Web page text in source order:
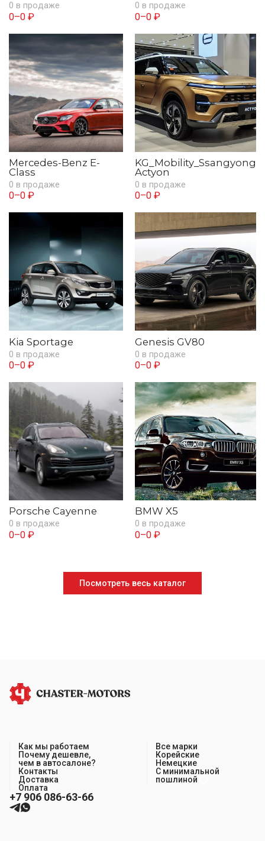
0 в продаже
0–0 ₽
0 в продаже
0–0 ₽
Mercedes-Benz E-
Class
0 в продаже
0–0 ₽
KG_Mobility_Ssangyong
Actyon
0 в продаже
0–0 ₽
Kia Sportage
0 в продаже
0–0 ₽
Genesis GV80
0 в продаже
0–0 ₽
Porsche Cayenne
0 в продаже
0–0 ₽
BMW X5
0 в продаже
0–0 ₽
Посмотреть весь каталог
Как мы работаем
Почему дешевле,
чем в автосалоне?
Контакты
Доставка
Оплата
Все марки
Корейские
Немецкие
С минимальной
пошлиной
+7 906 086-63-66